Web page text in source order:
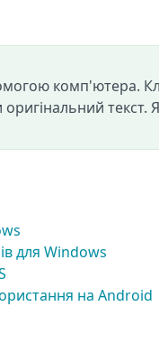
комп'ютера.
оригінальний
для Windows
на Android